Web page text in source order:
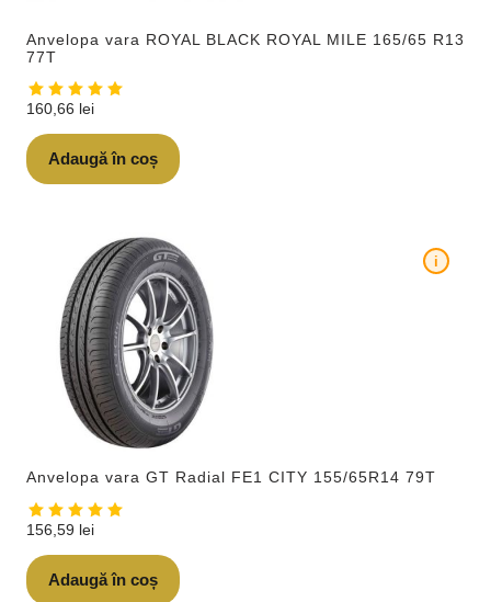
Anvelopa vara ROYAL BLACK ROYAL MILE 165/65 R13
77T
160,66 lei
Adaugă în coș
Anvelopa vara GT Radial FE1 CITY 155/65R14 79T
i
156,59 lei
Adaugă în coș